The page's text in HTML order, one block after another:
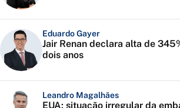
Eduardo Gayer
Jair Renan declara alta de
dois anos
Leandro Magalhães
EUA: situação irregular da